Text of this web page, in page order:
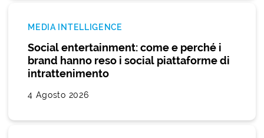
MEDIA INTELLIGENCE
Social entertainment: come e perché i
brand hanno reso i social piattaforme di
intrattenimento
4 Agosto 2026